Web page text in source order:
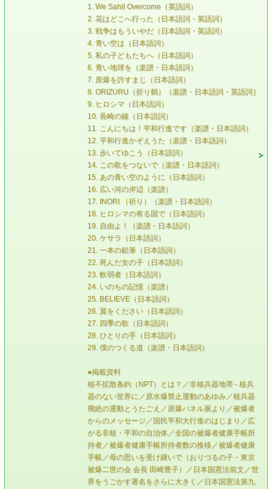
1. We Sahll Overcome（英語詞）
2. 花はどこへ行った（日本語詞・英語詞）
3. 戦争はもういやだ（日本語詞・英語詞）
4. 青い空は（日本語詞）
5. 私の子どもたちへ（日本語詞）
6. 青い地球を（楽譜・日本語詞）
7. 原爆を許すまじ（日本語詞）
8. ORIZURU（折り鶴）（楽譜・日本語詞・英語詞］
9. ヒロシマ（日本語詞）
10. 長崎の鐘（日本語詞）
11. こんにちは！平和行進です（楽譜・日本語詞）
12. 平和行進かぞえうた（楽譜・日本語詞）
13. 歩いてゆこう（日本語詞）
14. この歌をつないで（楽譜・日本語詞）
15. あの青い空のように（日本語詞）
16. 広い河の岸辺（楽譜）
17. INORI （祈り）（楽譜・日本語詞）
18. ヒロシマの有る国で（日本語詞）
19. 自由よ！（楽譜・日本語詞）
20. ケサラ（日本語詞）
21. 一本の鉛筆（日本語詞）
22. 死んだ女の子（日本語詞）
23. 軟弱者（日本語詞）
24. いのちの記憶（楽譜）
25. BELIEVE（日本語詞）
26. 翼をください（日本語詞）
27. 四季の歌（日本語詞）
28. ひとりの手（日本語詞）
29. 僕のつくる道（楽譜・日本語詞）
●掲載資料
核不拡散条約（NPT）とは？／非核兵器地帯 - 核兵
器のない世界に／原水爆禁止運動のあゆみ／核兵器
廃絶の運動とうたごえ／原爆パネル展より／被爆者
からのメッセージ／国民平和大行進のはじまり／広
がる非核・平和の自治体／全国の被爆者健康手帳所
持者／被爆者健康手帳所持者数の推移／被爆者健康
手帳／母の思いを受け継いで（おりづるの子・東京
被爆二世の会 会長 田崎豊子）／日本国憲法前文／世
界をうごかす署名をさらに大きく／日本国憲法第九